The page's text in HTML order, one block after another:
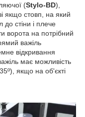
(Stylo-BD),
якщо стовп, на який
до стіни і плече
ворота на потрібний
важіль
відкривання
має можливість
якщо на об'єкті